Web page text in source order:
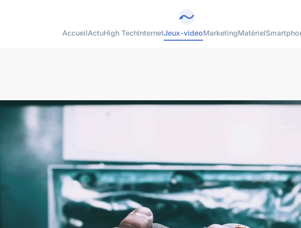
AccueilActuHigh TechInternetJeux-videoMarketingMatériel